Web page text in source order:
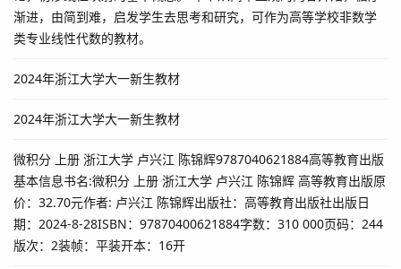
渐进，由简到难，启发学生去思考和研究，可作为高等学校非数学
类专业线性代数的教材。
2024年浙江大学大一新生教材
2024年浙江大学大一新生教材
微积分 上册 浙江大学 卢兴江 陈锦辉9787040621884高等教育出版
基本信息书名:微积分 上册 浙江大学 卢兴江 陈锦辉 高等教育出版原
价：32.70元作者: 卢兴江 陈锦辉出版社：高等教育出版社出版日
期：2024-8-28ISBN：97870400621884字数：310 000页码：244
版次：2装帧：平装开本：16开